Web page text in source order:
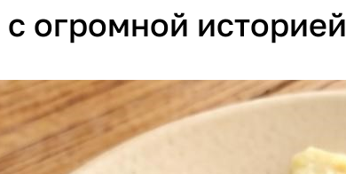
огромной историей